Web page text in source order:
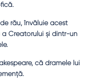
rău, învăluie acest
Creatorului şi dintr-un
că dramele lui